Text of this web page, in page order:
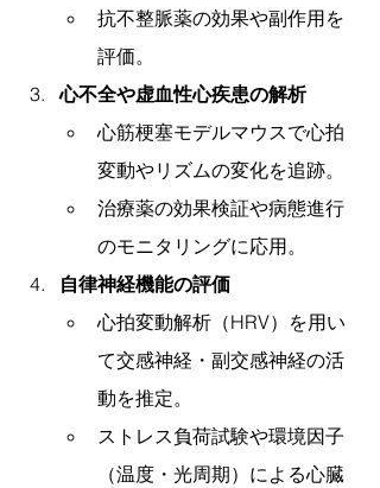
抗不整脈薬の効果や副作用を
評価。
心不全や虚血性心疾患の解析
心筋梗塞モデルマウスで心拍
変動やリズムの変化を追跡。
治療薬の効果検証や病態進行
のモニタリングに応用。
自律神経機能の評価
心拍変動解析（HRV）を用い
て交感神経・副交感神経の活
動を推定。
ストレス負荷試験や環境因子
（温度・光周期）による心臓